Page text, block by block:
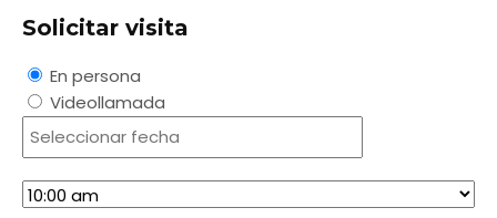
Solicitar visita
En persona
Videollamada